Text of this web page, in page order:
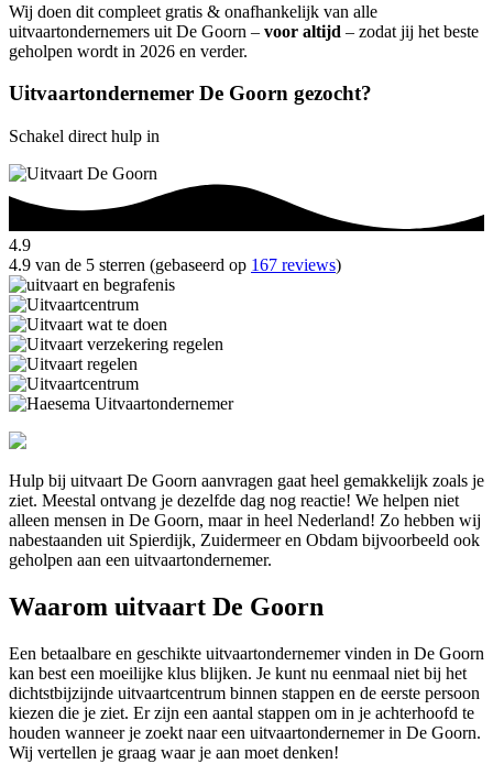
Wij doen dit compleet gratis & onafhankelijk van alle
uitvaartondernemers uit De Goorn – voor altijd – zodat jij het beste
geholpen wordt in 2026 en verder.
Uitvaartondernemer De Goorn gezocht?
Schakel direct hulp in
4.9
4.9 van de 5 sterren (gebaseerd op 167 reviews)
Hulp bij uitvaart De Goorn aanvragen gaat heel gemakkelijk zoals je
ziet. Meestal ontvang je dezelfde dag nog reactie! We helpen niet
alleen mensen in De Goorn, maar in heel Nederland! Zo hebben wij
nabestaanden uit Spierdijk, Zuidermeer en Obdam bijvoorbeeld ook
geholpen aan een uitvaartondernemer.
Waarom uitvaart De Goorn
Een betaalbare en geschikte uitvaartondernemer vinden in De Goorn
kan best een moeilijke klus blijken. Je kunt nu eenmaal niet bij het
dichtstbijzijnde uitvaartcentrum binnen stappen en de eerste persoon
kiezen die je ziet. Er zijn een aantal stappen om in je achterhoofd te
houden wanneer je zoekt naar een uitvaartondernemer in De Goorn.
Wij vertellen je graag waar je aan moet denken!